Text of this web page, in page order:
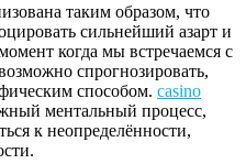
таким образом, что
сильнейший азарт и
когда мы встречаемся с
спрогнозировать,
способом. casino
ментальный процесс,
к неопределённости,